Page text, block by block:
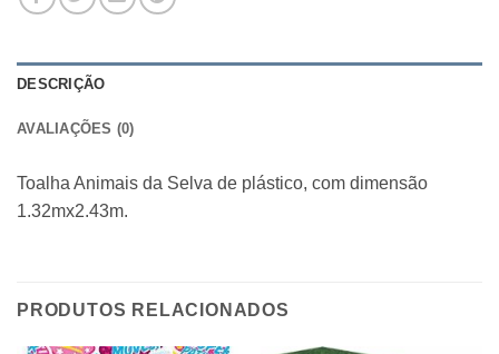
DESCRIÇÃO
AVALIAÇÕES (0)
Toalha Animais da Selva de plástico, com dimensão
1.32mx2.43m.
PRODUTOS RELACIONADOS